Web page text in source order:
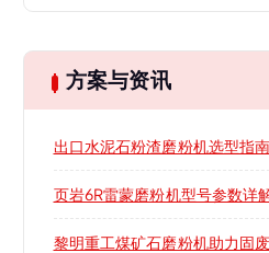
方案与资讯
出口水泥石粉渣磨粉机选型指
页岩6R雷蒙磨粉机型号参数详
黎明重工煤矿石磨粉机助力固